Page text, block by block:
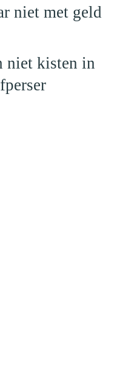
niet met geld
niet kisten in